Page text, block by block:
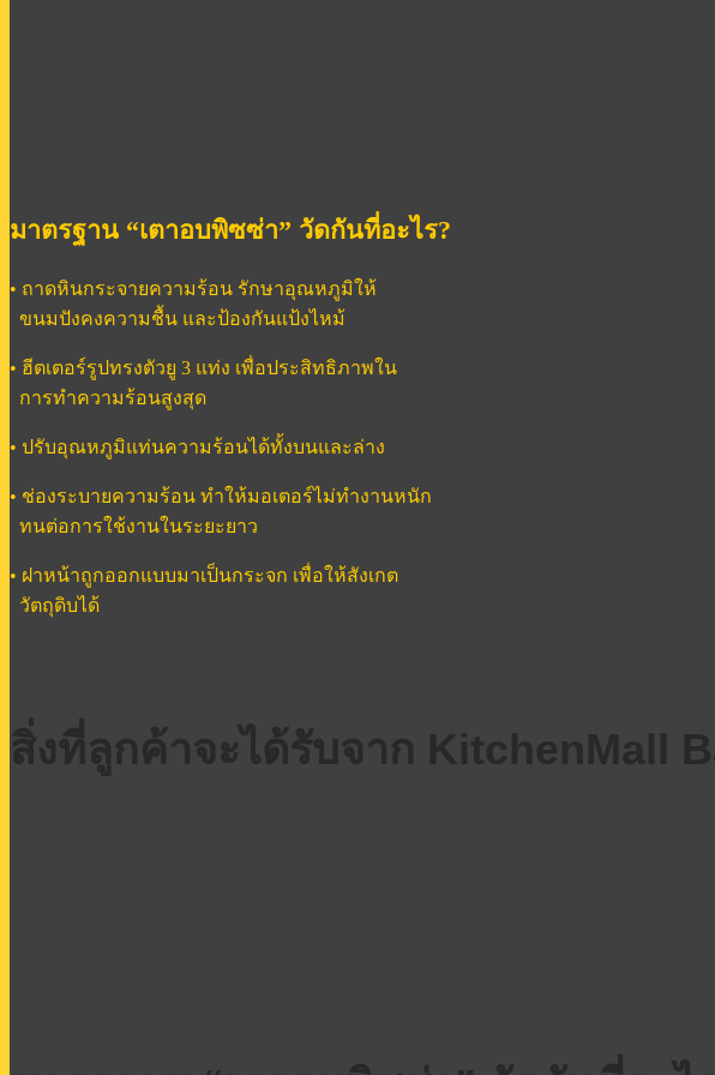
มาตรฐาน “เตาอบพิซซ่า” วัดกันที่อะไร?
• ถาดหินกระจายความร้อน รักษาอุณหภูมิให้
ขนมปังคงความชื้น และป้องกันแป้งไหม้
• ฮีตเตอร์รูปทรงตัวยู 3 แท่ง เพื่อประสิทธิภาพใน
การทำความร้อนสูงสุด
• ปรับอุณหภูมิแท่นความร้อนได้ทั้งบนและล่าง
• ช่องระบายความร้อน ทำให้มอเตอร์ไม่ทำงานหนัก
ทนต่อการใช้งานในระยะยาว
• ฝาหน้าถูกออกแบบมาเป็นกระจก เพื่อให้สังเกต
วัตถุดิบได้
สิ่งที่ลูกค้าจะได้รับจาก KitchenMall